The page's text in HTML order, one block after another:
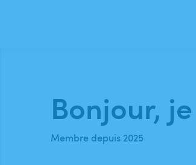
Bonjour,
Membre depuis 2025